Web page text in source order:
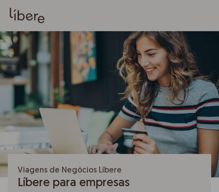
Viagens de Negócios Líbere
Líbere para empresas